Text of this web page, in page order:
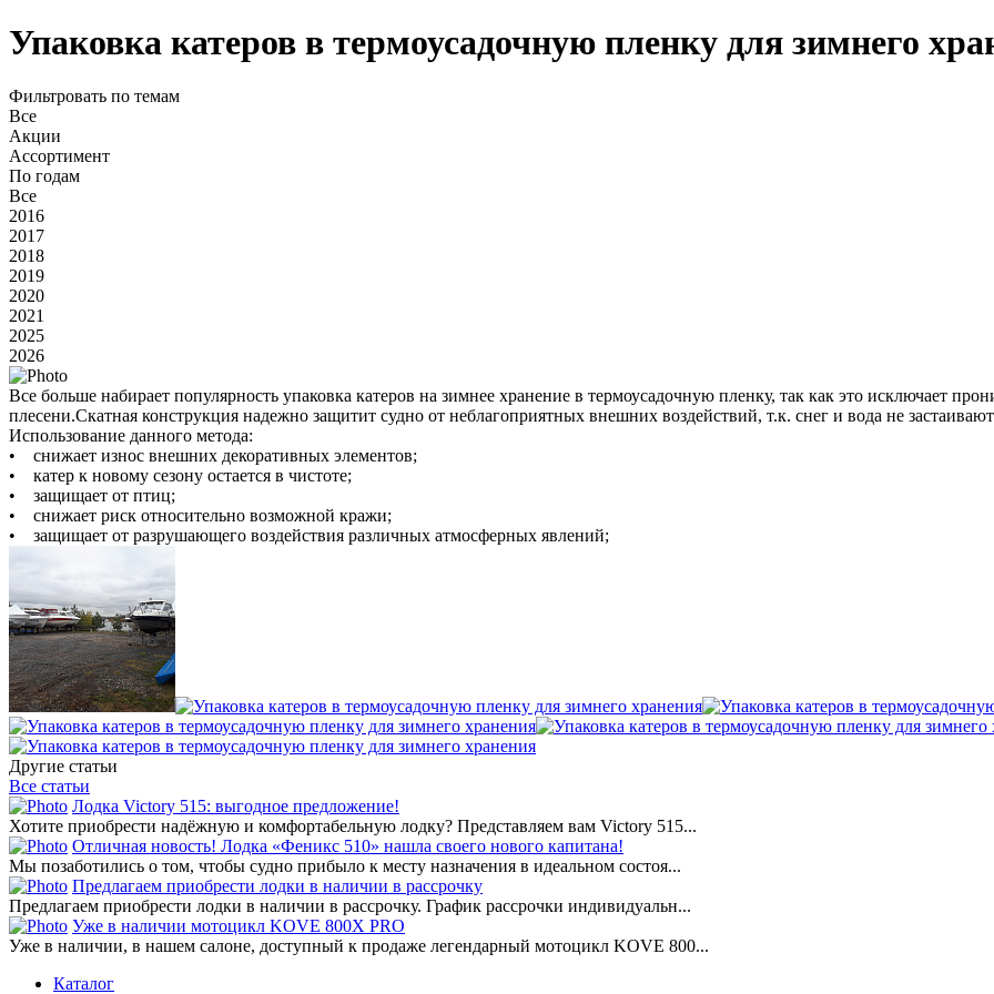
Упаковка катеров в термоусадочную пленку для зимнего
Фильтровать по темам
Все
Акции
Ассортимент
По годам
Все
2016
2017
2018
2019
2020
2021
2025
2026
Все больше набирает популярность упаковка катеров на зимнее хранение в термоусадочную пленку, так как это исключает
плесени.Скатная конструкция надежно защитит судно от неблагоприятных внешних воздействий, т.к. снег и вода не
Использование данного метода:
• снижает износ внешних декоративных элементов;
• катер к новому сезону остается в чистоте;
• защищает от птиц;
• снижает риск относительно возможной кражи;
• защищает от разрушающего воздействия различных атмосферных явлений;
Другие статьи
Все статьи
Лодка Victory 515: выгодное предложение!
Хотите приобрести надёжную и комфортабельную лодку? Представляем вам Victory 515...
Отличная новость! Лодка «Феникс 510» нашла своего нового капитана!
Мы позаботились о том, чтобы судно прибыло к месту назначения в идеальном состоя...
Предлагаем приобрести лодки в наличии в рассрочку
Предлагаем приобрести лодки в наличии в рассрочку. График рассрочки индивидуальн...
Уже в наличии мотоцикл KOVE 800X PRO
Уже в наличии, в нашем салоне, доступный к продаже легендарный мотоцикл KOVE 800...
Каталог